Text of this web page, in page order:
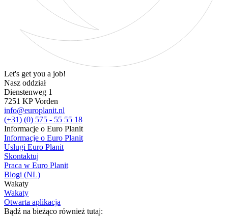
Let's get you a job!
Nasz oddział
Dienstenweg 1
7251 KP Vorden
info@europlanit.nl
(+31) (0) 575 - 55 55 18
Informacje o Euro Planit
Informacje o Euro Planit
Usługi Euro Planit
Skontaktuj
Praca w Euro Planit
Blogi (NL)
Wakaty
Wakaty
Otwarta aplikacja
Bądź na bieżąco również tutaj: